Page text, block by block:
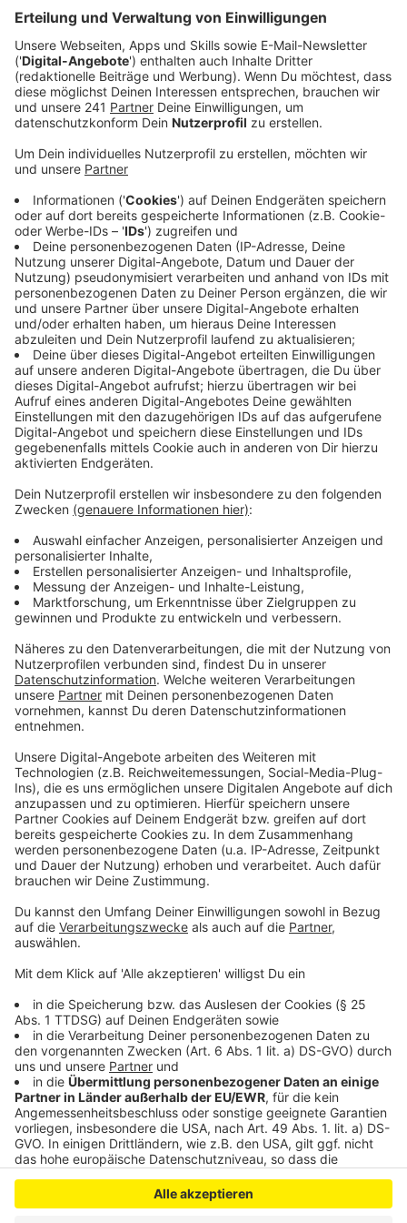
Anzeige
Anzeige
Backen – da habe ich einfach keine Händchen für. Zum
Glück übernimmt das mein Mann Ingo.
Anzeige
Das wissen die wenigsten über mich:
Anzeige
Als Jugendlicher habe ich mein erstes Geld im
Bahnpostamt verdient – Pakete sortieren und
Zollvorbereitung in der DDR.
Anzeige
Dieses Problem werde ich in meiner
angehen:
Die Finanzen und die Top-Projekte. Der
Bildungscampus liegt mir dabei besonders am Herzen,
Rahmenbedingungen für unsere Innenstadt.
Anzeige
Diese Schlagzeile möchte ich nach meiner
Amtszeit über mich lesen:
Anzeige
„Thomas Obst – der Bürgermeister, der Siegburg
zukunftsfähig aufgestellt hat.“
Anzeige